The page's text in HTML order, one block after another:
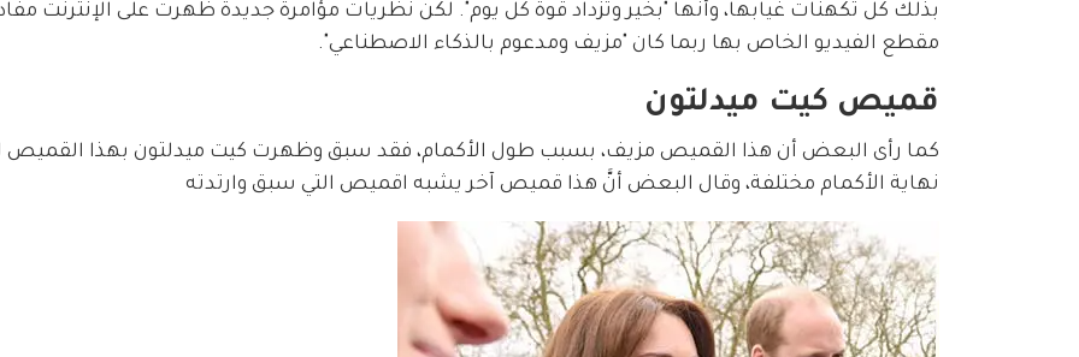
بذلك كل تكهنات غيابها، وأنها "بخير وتزداد قوة كل يوم". لكن نظريات مؤامرة جديدة ظهرت على الإنترنت
مقطع الفيديو الخاص بها ربما كان "مزيف ومدعوم بالذكاء الاصطناعي".
قميص كيت ميدلتون
كما رأى البعض أن هذا القميص مزيف، بسبب طول الأكمام، فقد سبق وظهرت كيت ميدلتون بهذا القميص
نهاية الأكمام مختلفة، وقال البعض أنَّ هذا قميص آخر يشبه اقميص التي سبق وارتدته